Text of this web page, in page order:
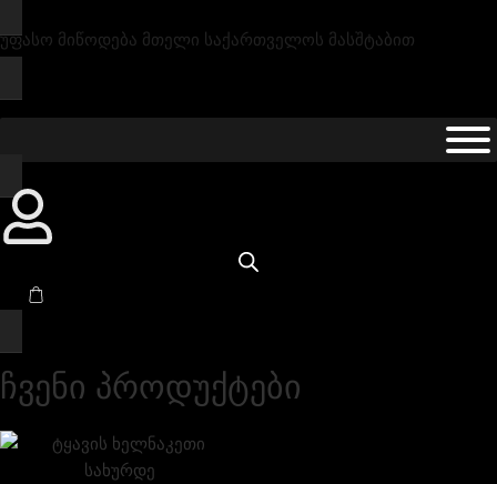
უფასო მიწოდება მთელი საქართველოს მასშტაბით
ჩვენი პროდუქტები